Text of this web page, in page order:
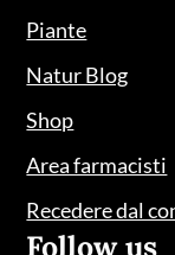
Piante
Natur Blog
Shop
Area farmacisti
Recedere dal
Follow us